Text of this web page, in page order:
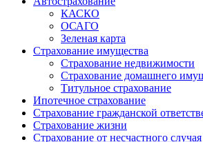
КАСКО
ОСАГО
Зеленая карта
Страхование имущества
Страхование недвижимости
Страхование домашнего
Титульное страхование
Ипотечное страхование
Страхование гражданской
Страхование жизни
Страхование от несчастного случая